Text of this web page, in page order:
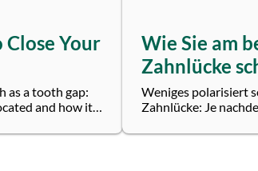
Close Your
as a tooth gap:
and how it
Wie Sie am
Zahnlücke
Weniges polarisiert
Zahnlücke: Je
Schönheitsmal...